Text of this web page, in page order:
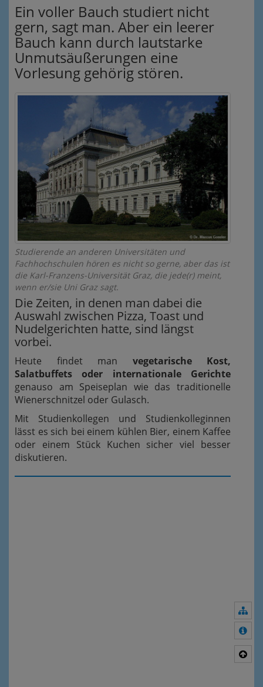
Ein voller Bauch studiert nicht
gern, sagt man. Aber ein leerer
Bauch kann durch lautstarke
Unmutsäußerungen eine
Vorlesung gehörig stören.
Studierende an anderen Universitäten und
Fachhochschulen hören es nicht so gerne, aber das ist
die Karl-Franzens-Universität Graz, die jede(r) meint,
wenn er/sie Uni Graz sagt.
Die Zeiten, in denen man dabei die
Auswahl zwischen Pizza, Toast und
Nudelgerichten hatte, sind längst
vorbei.
Heute findet man vegetarische Kost,
Salatbuffets oder internationale Gerichte
genauso am Speiseplan wie das traditionelle
Wienerschnitzel oder Gulasch.
Mit Studienkollegen und Studienkolleginnen
lässt es sich bei einem kühlen Bier, einem Kaffee
oder einem Stück Kuchen sicher viel besser
diskutieren.